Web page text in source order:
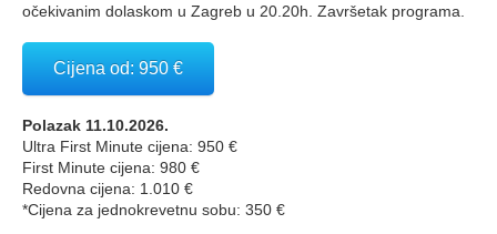
očekivanim dolaskom u Zagreb u 20.20h. Završetak programa.
Cijena od: 950 €
Polazak 11.10.2026.
Ultra First Minute cijena: 950 €
First Minute cijena: 980 €
Redovna cijena: 1.010 €
*Cijena za jednokrevetnu sobu: 350 €